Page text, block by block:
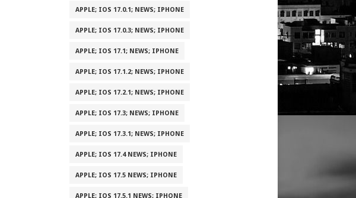
APPLE; IOS 17.0.1; NEWS; IPHONE
APPLE; IOS 17.0.3; NEWS; IPHONE
APPLE; IOS 17.1; NEWS; IPHONE
APPLE; IOS 17.1.2; NEWS; IPHONE
APPLE; IOS 17.2.1; NEWS; IPHONE
APPLE; IOS 17.3; NEWS; IPHONE
APPLE; IOS 17.3.1; NEWS; IPHONE
APPLE; IOS 17.4 NEWS; IPHONE
APPLE; IOS 17.5 NEWS; IPHONE
APPLE; IOS 17.5.1 NEWS; IPHONE